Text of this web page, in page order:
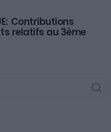
Contributions
relatifs au 3ème